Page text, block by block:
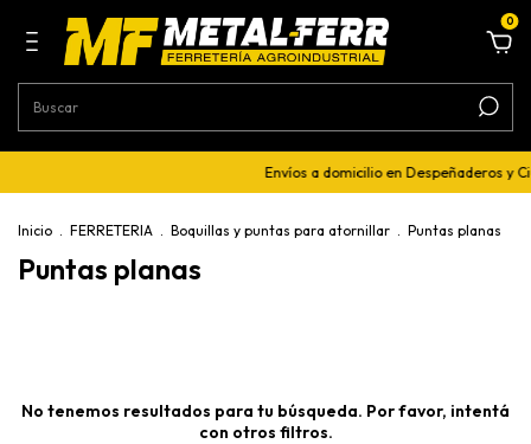
0
Envíos a domicilio en Despeñaderos y
Inicio . FERRETERIA . Boquillas y puntas para atornillar . Puntas planas
Puntas planas
No tenemos resultados para tu búsqueda. Por favor, intentá
con otros filtros.